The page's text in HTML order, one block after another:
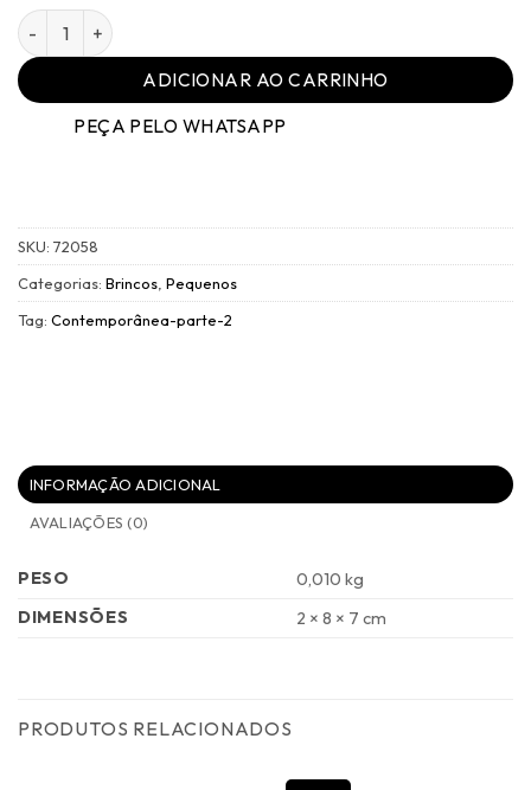
Brinco Família Contemporânea Dourado Perola - 009
ADICIONAR AO CARRINHO
PEÇA PELO WHATSAPP
SKU: 72058
Categorias: Brincos Pequenos
Tag: Contemporânea-parte-2
INFORMAÇÃO ADICIONAL
AVALIAÇÕES (0)
PESO
0,010 kg
DIMENSÕES
2 × 8 × 7 cm
PRODUTOS RELACIONADOS